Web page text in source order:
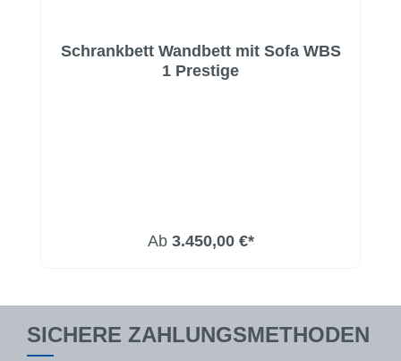
Schrankbett Wandbett mit Sofa WBS
1 Prestige
Ab 3.450,00 €*
SICHERE ZAHLUNGSMETHODEN